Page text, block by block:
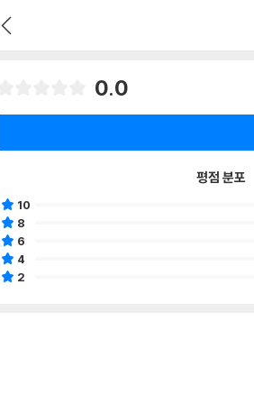
0.0
평점 분포
10
8
6
4
2